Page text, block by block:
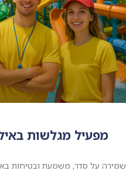
מפעיל מגלשות
שמירה על סדר, משמעת ובטיחות